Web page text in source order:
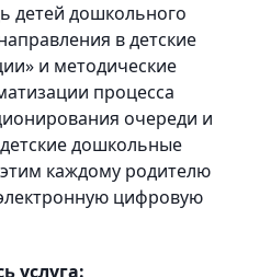
детей дошкольного
в детские
и методические
процесса
очереди и
дошкольные
каждому родителю
цифровую
услуга: